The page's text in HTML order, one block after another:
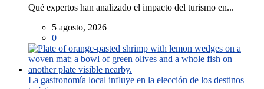
Qué expertos han analizado el impacto del turismo en...
5 agosto, 2026
0
La gastronomía local influye en la elección de los destinos